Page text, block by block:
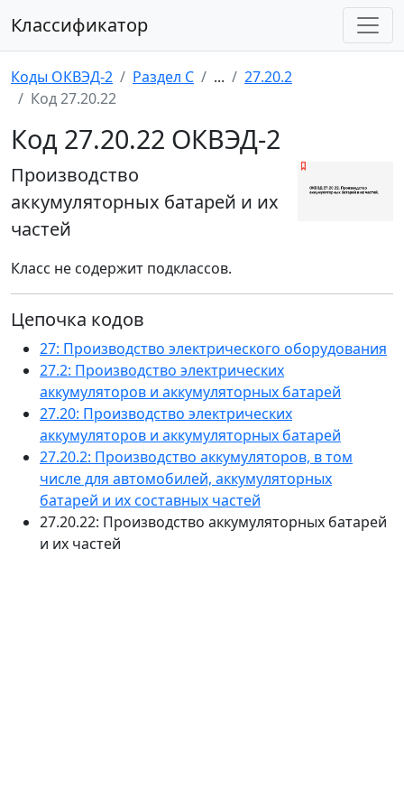
Классификатор
Коды ОКВЭД-2 Раздел C ...
27.20.2
Код 27.20.22
Код 27.20.22 ОКВЭД-2
Производство
аккумуляторных батарей и их
частей
Класс не содержит подклассов.
Цепочка кодов
27: Производство электрического оборудования
27.2: Производство электрических
аккумуляторов и аккумуляторных батарей
27.20: Производство электрических
аккумуляторов и аккумуляторных батарей
27.20.2: Производство аккумуляторов, в том
числе для автомобилей, аккумуляторных
батарей и их составных частей
27.20.22: Производство аккумуляторных батарей
и их частей